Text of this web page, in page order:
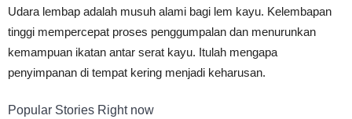
Udara lembap adalah musuh alami bagi lem kayu. Kelembapan
tinggi mempercepat proses penggumpalan dan menurunkan
kemampuan ikatan antar serat kayu. Itulah mengapa
penyimpanan di tempat kering menjadi keharusan.
Popular Stories Right now